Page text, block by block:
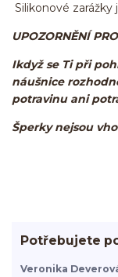
Silikonové
UPOZORNĚNÍ
Ikdyž se Ti při
náušnice
potravinu ani
Šperky nejsou
Potřebujete
Veronika